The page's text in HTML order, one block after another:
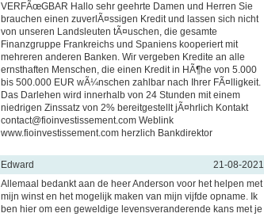
VERFÃœGBAR Hallo sehr geehrte Damen und Herren Sie
brauchen einen zuverlÃ¤ssigen Kredit und lassen sich nicht
von unseren Landsleuten tÃ¤uschen, die gesamte
Finanzgruppe Frankreichs und Spaniens kooperiert mit
mehreren anderen Banken. Wir vergeben Kredite an alle
ernsthaften Menschen, die einen Kredit in HÃ¶he von 5.000
bis 500.000 EUR wÃ¼nschen zahlbar nach Ihrer FÃ¤lligkeit.
Das Darlehen wird innerhalb von 24 Stunden mit einem
niedrigen Zinssatz von 2% bereitgestellt jÃ¤hrlich Kontakt
contact@fioinvestissement.com Weblink
www.fioinvestissement.com herzlich Bankdirektor
Edward
21-08-2021
Allemaal bedankt aan de heer Anderson voor het helpen met
mijn winst en het mogelijk maken van mijn vijfde opname. Ik
ben hier om een geweldige levensveranderende kans met je